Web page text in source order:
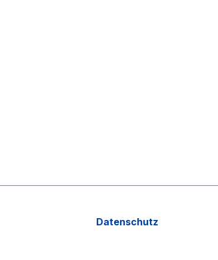
Datenschutz